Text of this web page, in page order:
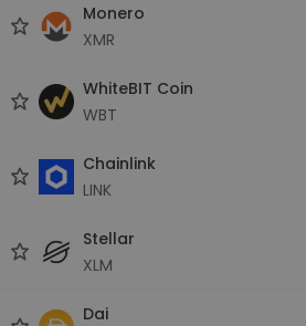
Monero
XMR
WhiteBIT Coin
WBT
Chainlink
LINK
Stellar
XLM
Dai